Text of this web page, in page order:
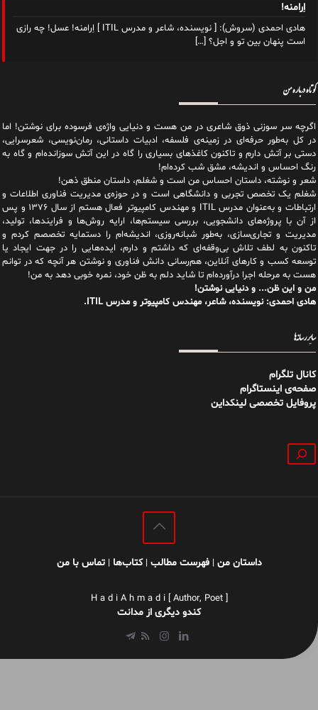
اِرامنه!
هادی احمدی (سروش): [ نویسنده، شاعر و مدرس ITIL ] اِرامنه! عسل! چه رازی
است پنهان بین تو و اجل؟ […]
کوتاه درباره من
اگرچه سر سوزنی ذوق شاعری در من هست و دنیایی واژه‌‌ی فرسوده برای نوشتن! اما
در کل به‌طور حرفه‌ای در زمینه‌ی فلسفه، ادبیات داستانی، رمان‌نویسی، شعرسرایی،
دستی بر آتش دارم و تاکنون کاغذهای بسیاری را گاه در این آتش سوزانده‌ام و گاه به
رنگ احساس و اندیشه، مشق شب کرده‌ام!
شعر و نوشته، داستان احساس من است و شغلم، داستان منطق ذهن!
شغلم یک تخصص تجربی و دانشگاهی است و در حوزه‌ی مدیریت فناوری اطلاعات و
ارتباطات و به‌عنوان مدرس ITIL و مهندس کامپیوتر فعال هستم از سال ۱۳۷۶ و پس
از آن با پروژه‌های دانشجویی، بررسی سیستم‌ها، ارایه روش‌ها و فرایندها، تولید،
مدیریت و تجاری‌سازی، به‌طور شبانه‌روزی، اندیشه‌ام را دستمایه تخصصم کردم و
تاکنون به لطف تلاش بی‌وقفه‌ای که داشتم و دارم، اید‌ه‌هایی را در جهت ایجاد یا
توسعه کسب و کارهای آنلاین، هم‌رسانی دانش فناوری و نوشتن هر آنچه که در توانم
هست به مرحله اجرا درآورده‌ام تا شاید دلم به ظن خود، نمره خوبی دهد به من!
من و این ظن... و دنیایی نوشتن!
هادی احمدی: نویسنده، شاعر، مهندس کامپیوتر و مدرس ITIL.
سایر رسانه‌ها
کانال تلگرام
صفحه‌ی اینستاگرام
پروفایل تخصصی لینکداین
جستجو
داستان من |فهرست مطالب |کتاب‌ها |تماس با من
H a d i A h m a d i [ Author, Poet ]
کندو دیگری از مدانت